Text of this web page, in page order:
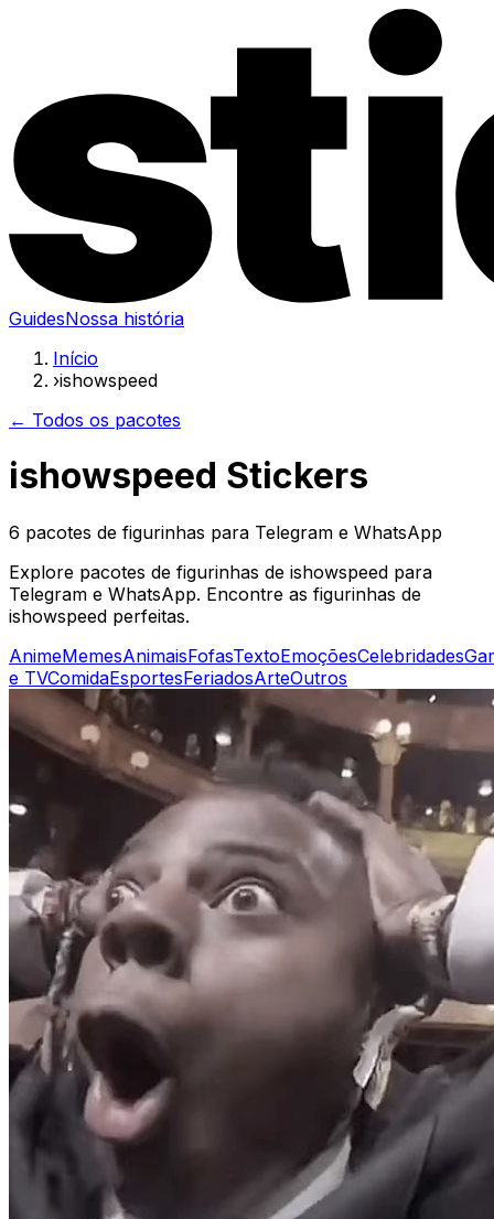
GuidesNossa história
Início
›ishowspeed
← Todos os pacotes
ishowspeed Stickers
6 pacotes de figurinhas para Telegram e WhatsApp
Explore pacotes de figurinhas de ishowspeed para
Telegram e WhatsApp. Encontre as figurinhas de
ishowspeed perfeitas.
AnimeMemesAnimaisFofasTextoEmoçõesCelebridades
e TVComidaEsportesFeriadosArteOutros